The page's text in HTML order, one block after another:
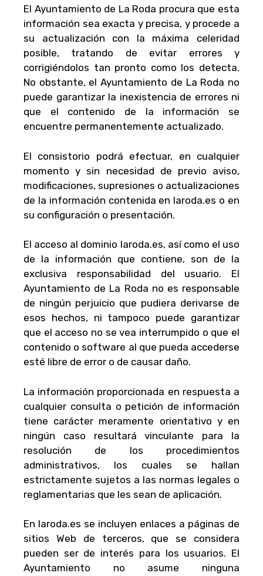
El Ayuntamiento de La Roda procura que esta
información sea exacta y precisa, y procede a
su actualización con la máxima celeridad
posible, tratando de evitar errores y
corrigiéndolos tan pronto como los detecta.
No obstante, el Ayuntamiento de La Roda no
puede garantizar la inexistencia de errores ni
que el contenido de la información se
encuentre permanentemente actualizado.
El consistorio podrá efectuar, en cualquier
momento y sin necesidad de previo aviso,
modificaciones, supresiones o actualizaciones
de la información contenida en laroda.es o en
su configuración o presentación.
El acceso al dominio laroda.es, así como el uso
de la información que contiene, son de la
exclusiva responsabilidad del usuario. El
Ayuntamiento de La Roda no es responsable
de ningún perjuicio que pudiera derivarse de
esos hechos, ni tampoco puede garantizar
que el acceso no se vea interrumpido o que el
contenido o software al que pueda accederse
esté libre de error o de causar daño.
La información proporcionada en respuesta a
cualquier consulta o petición de información
tiene carácter meramente orientativo y en
ningún caso resultará vinculante para la
resolución de los procedimientos
administrativos, los cuales se hallan
estrictamente sujetos a las normas legales o
reglamentarias que les sean de aplicación.
En laroda.es se incluyen enlaces a páginas de
sitios Web de terceros, que se considera
pueden ser de interés para los usuarios. El
Ayuntamiento no asume ninguna